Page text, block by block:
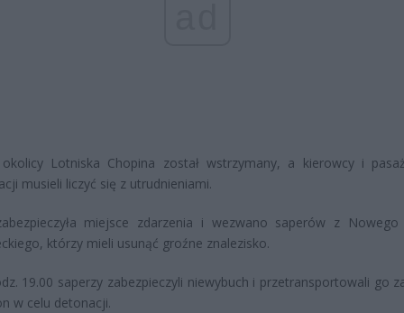
Lotniska Chopina został wstrzymany, a kierowcy i
musieli liczyć się z utrudnieniami.
miejsce zdarzenia i wezwano saperów z
którzy mieli usunąć groźne znalezisko.
19.00 saperzy zabezpieczyli niewybuch i przetransportowali go
w celu detonacji.